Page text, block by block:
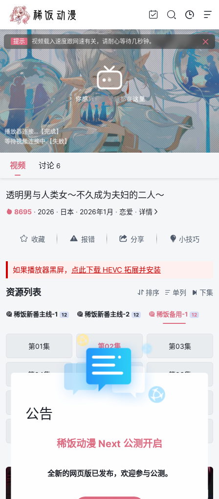
提示
如果无法播放请安装HEVC拓展，具体请百度
提示
提示
视频载入速度跟网速有关，请耐心等待几秒钟。
提示
如果无法播放请安装HEVC拓展，具体请百度
视频 讨论 6
透明男与人类女～不久成为夫妇的二人～
 8695 · 2026 · 日本 · 2026年1月 · 恋爱 · 详情 
 收藏  报错  分享  小技巧
如果播放器黑屏， 点此下载 HEVC 拓展并安装
资源列表  排序  单列  下集
 稀饭新番主线-1 12  稀饭新番主线-2 12  稀饭备用-1 12
第01集 第02集 第03集
第04集 第05集 第06集
公告
稀饭动漫 Next 公测开启
全新的网页版已发布，欢迎参与公测。